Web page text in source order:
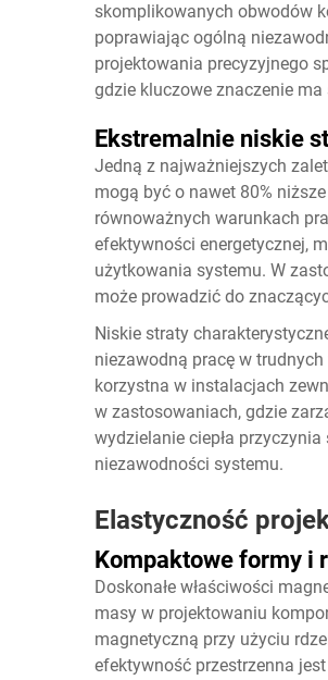
skomplikowanych obwodów
poprawiając ogólną
projektowania precyzyjnego
gdzie kluczowe znaczenie
Ekstremalnie niskie
Jedną z najważniejszych
mogą być o nawet 80%
równoważnych warunkach
efektywności energetycznej,
użytkowania systemu. W
może prowadzić do
Niskie straty
niezawodną pracę w
korzystna w instalacjach
w zastosowaniach, gdzie
wydzielanie ciepła
niezawodności systemu.
Elastyczność
Kompaktowe formy i
Doskonałe właściwości
masy w projektowaniu
magnetyczną przy użyciu
efektywność przestrzenna